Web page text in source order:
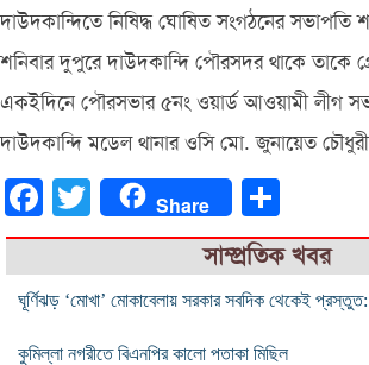
দাউদকান্দিতে নিষিদ্ধ ঘোষিত সংগঠনের সভাপতি
শনিবার দুপুরে দাউদকান্দি পৌরসদর থাকে তাকে
একইদিনে পৌরসভার ৫নং ওয়ার্ড আওয়ামী লীগ
দাউদকান্দি মডেল থানার ওসি মো. জুনায়েত
FacebookTwitter Share
সাম্প্রতিক খবর
ঘূর্ণিঝড় ‘মোখা’ মোকাবেলায় সরকার সবদিক থেকেই প্রস্তুত:
কুমিল্লা নগরীতে বিএনপির কালো পতাকা মিছিল